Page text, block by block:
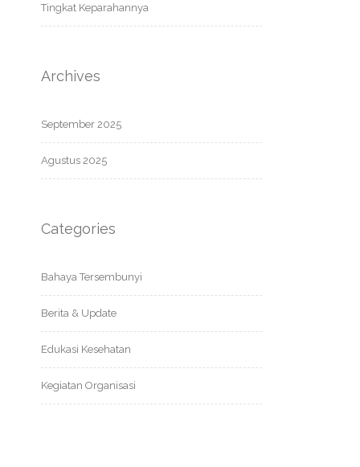
Tingkat Keparahannya
Archives
September 2025
Agustus 2025
Categories
Bahaya Tersembunyi
Berita & Update
Edukasi Kesehatan
Kegiatan Organisasi